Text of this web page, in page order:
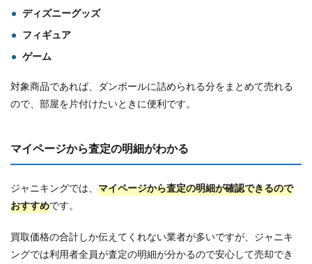
ディズニーグッズ
フィギュア
ゲーム
対象商品であれば、ダンボールに詰められる分をまとめて売れる
ので、部屋を片付けたいときに便利です。
マイページから査定の明細がわかる
ジャニキングでは、 マイページから査定の明細が確認できるので
おすすめです。
買取価格の合計しか伝えてくれない業者が多いですが、ジャニキ
ングでは利用者全員が査定の明細が分かるので安心して売却でき